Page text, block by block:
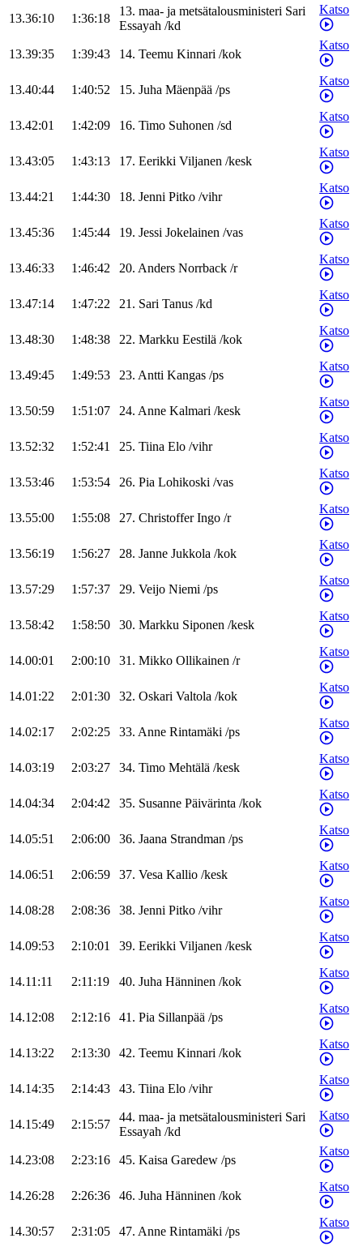
13.36:10 1:36:18
13. maa- ja metsätalousministeri Sari
Essayah /kd
Katso
13.39:35 1:39:43 14. Teemu Kinnari /kok
Katso
13.40:44 1:40:52 15. Juha Mäenpää /ps
Katso
13.42:01 1:42:09 16. Timo Suhonen /sd
Katso
13.43:05 1:43:13 17. Eerikki Viljanen /kesk
Katso
13.44:21 1:44:30 18. Jenni Pitko /vihr
Katso
13.45:36 1:45:44 19. Jessi Jokelainen /vas
Katso
13.46:33 1:46:42 20. Anders Norrback /r
Katso
13.47:14 1:47:22 21. Sari Tanus /kd
Katso
13.48:30 1:48:38 22. Markku Eestilä /kok
Katso
13.49:45 1:49:53 23. Antti Kangas /ps
Katso
13.50:59 1:51:07 24. Anne Kalmari /kesk
Katso
13.52:32 1:52:41 25. Tiina Elo /vihr
Katso
13.53:46 1:53:54 26. Pia Lohikoski /vas
Katso
13.55:00 1:55:08 27. Christoffer Ingo /r
Katso
13.56:19 1:56:27 28. Janne Jukkola /kok
Katso
13.57:29 1:57:37 29. Veijo Niemi /ps
Katso
13.58:42 1:58:50 30. Markku Siponen /kesk
Katso
14.00:01 2:00:10 31. Mikko Ollikainen /r
Katso
14.01:22 2:01:30 32. Oskari Valtola /kok
Katso
14.02:17 2:02:25 33. Anne Rintamäki /ps
Katso
14.03:19 2:03:27 34. Timo Mehtälä /kesk
Katso
14.04:34 2:04:42 35. Susanne Päivärinta /kok
Katso
14.05:51 2:06:00 36. Jaana Strandman /ps
Katso
14.06:51 2:06:59 37. Vesa Kallio /kesk
Katso
14.08:28 2:08:36 38. Jenni Pitko /vihr
Katso
14.09:53 2:10:01 39. Eerikki Viljanen /kesk
Katso
14.11:11 2:11:19 40. Juha Hänninen /kok
Katso
14.12:08 2:12:16 41. Pia Sillanpää /ps
Katso
14.13:22 2:13:30 42. Teemu Kinnari /kok
Katso
14.14:35 2:14:43 43. Tiina Elo /vihr
Katso
14.15:49 2:15:57
44. maa- ja metsätalousministeri Sari
Essayah /kd
Katso
14.23:08 2:23:16 45. Kaisa Garedew /ps
Katso
14.26:28 2:26:36 46. Juha Hänninen /kok
Katso
14.30:57 2:31:05 47. Anne Rintamäki /ps
Katso